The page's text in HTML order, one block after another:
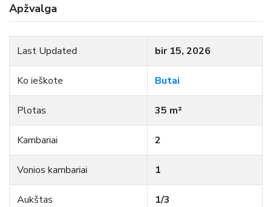
Apžvalga
Last Updated bir 15, 2026
Ko ieškote Butai
Plotas 35 m²
Kambariai 2
Vonios kambariai 1
Aukštas 1/3